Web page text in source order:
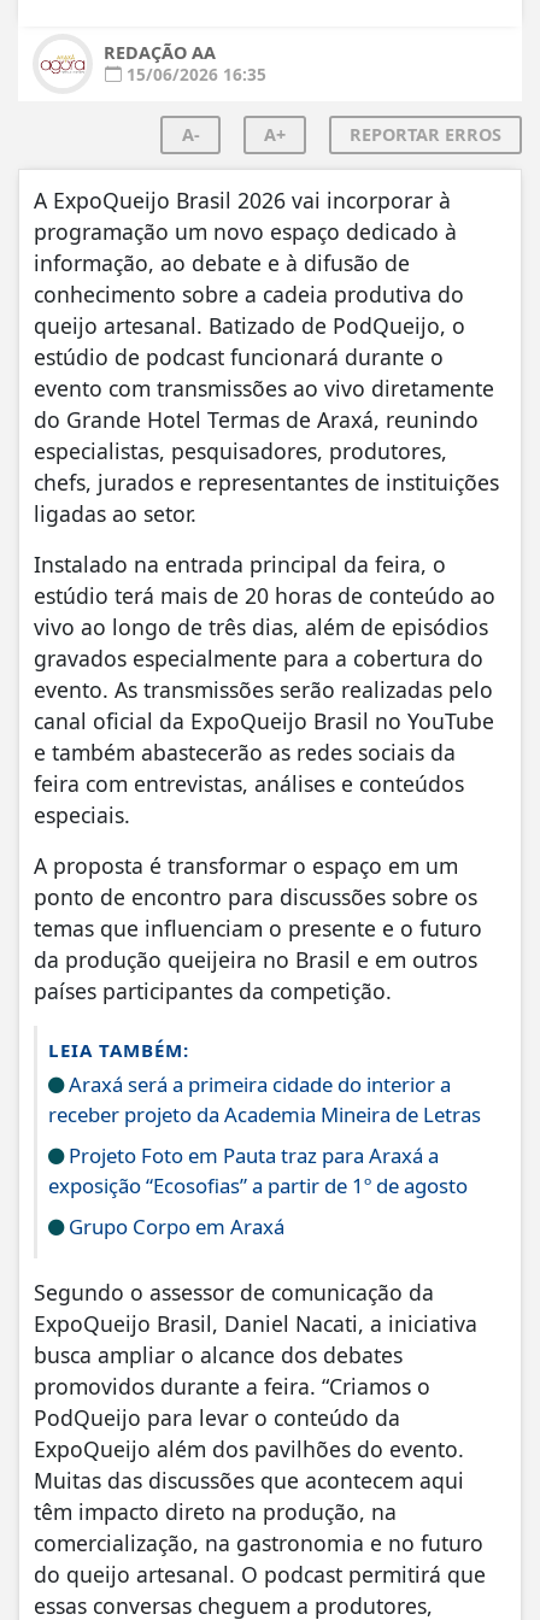
REDAÇÃO AA
15/06/2026 16:35
A- A+ REPORTAR ERROS
A ExpoQueijo Brasil 2026 vai incorporar à
programação um novo espaço dedicado à
informação, ao debate e à difusão de
conhecimento sobre a cadeia produtiva do
queijo artesanal. Batizado de PodQueijo, o
estúdio de podcast funcionará durante o
evento com transmissões ao vivo diretamente
do Grande Hotel Termas de Araxá, reunindo
especialistas, pesquisadores, produtores,
chefs, jurados e representantes de instituições
ligadas ao setor.
Instalado na entrada principal da feira, o
estúdio terá mais de 20 horas de conteúdo ao
vivo ao longo de três dias, além de episódios
gravados especialmente para a cobertura do
evento. As transmissões serão realizadas pelo
canal oficial da ExpoQueijo Brasil no YouTube
e também abastecerão as redes sociais da
feira com entrevistas, análises e conteúdos
especiais.
A proposta é transformar o espaço em um
ponto de encontro para discussões sobre os
temas que influenciam o presente e o futuro
da produção queijeira no Brasil e em outros
países participantes da competição.
LEIA TAMBÉM:
Araxá será a primeira cidade do interior a
receber projeto da Academia Mineira de Letras
Projeto Foto em Pauta traz para Araxá a
exposição “Ecosofias” a partir de 1º de agosto
Grupo Corpo em Araxá
Segundo o assessor de comunicação da
ExpoQueijo Brasil, Daniel Nacati, a iniciativa
busca ampliar o alcance dos debates
promovidos durante a feira. “Criamos o
PodQueijo para levar o conteúdo da
ExpoQueijo além dos pavilhões do evento.
Muitas das discussões que acontecem aqui
têm impacto direto na produção, na
comercialização, na gastronomia e no futuro
do queijo artesanal. O podcast permitirá que
essas conversas cheguem a produtores,